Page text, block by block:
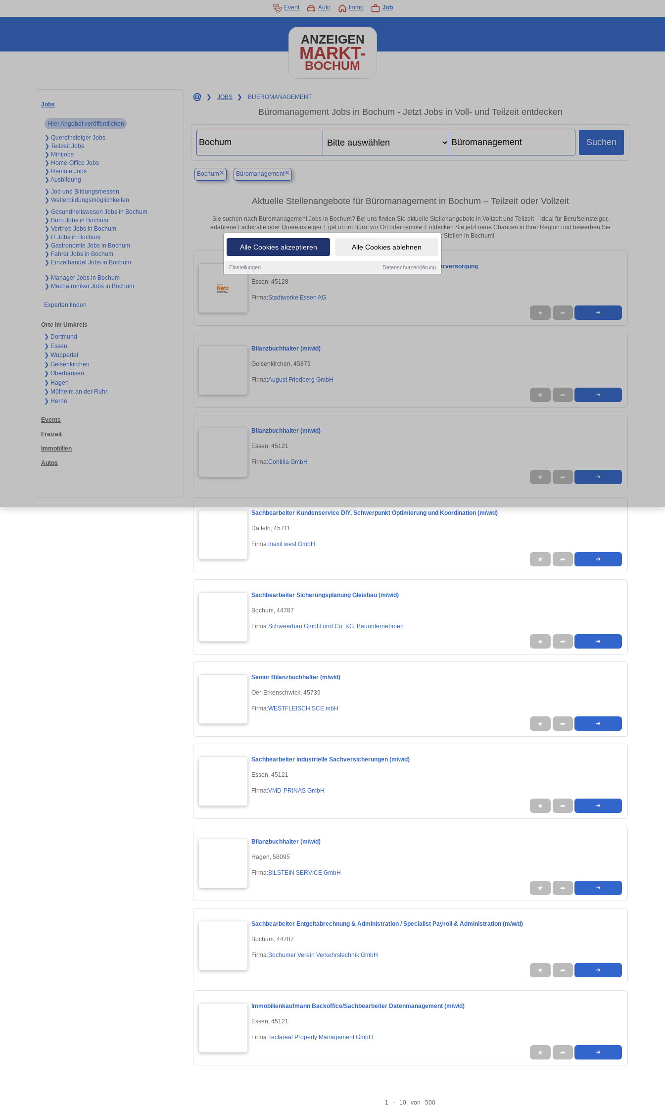
Alle Cookies akzeptieren Alle Cookies ablehnen
Einstellungen Datenschutzerklärung
Event Auto Immo Job
ANZEIGEN
MARKT-
BOCHUM
Jobs
Hier Angebot veröffentlichen
❯ Quereinsteiger Jobs
❯ Teilzeit Jobs
❯ Minijobs
❯ Home-Office Jobs
❯ Remote Jobs
❯ Ausbildung
❯ Job und Bildungsmessen
❯ Weiterbildungsmöglichkeiten
❯ Gesundheitswesen Jobs in Bochum
❯ Büro Jobs in Bochum
❯ Vertrieb Jobs in Bochum
❯ IT Jobs in Bochum
❯ Gastronomie Jobs in Bochum
❯ Fahrer Jobs in Bochum
❯ Einzelhandel Jobs in Bochum
❯ Manager Jobs in Bochum
❯ Mechatroniker Jobs in Bochum
Experten finden
Orte im Umkreis
❯ Dortmund
❯ Essen
❯ Wuppertal
❯ Gelsenkirchen
❯ Oberhausen
❯ Hagen
❯ Mülheim an der Ruhr
❯ Herne
Events
Freizeit
Immobilien
Autos
❯ JOBS ❯ BUEROMANAGEMENT
Büromanagement Jobs in Bochum - Jetzt Jobs in Voll- und Teilzeit entdecken
Suchen
Bochum× Büromanagement×
Aktuelle Stellenangebote für Büromanagement in Bochum – Teilzeit oder Vollzeit
Sie suchen nach Büromanagement Jobs in Bochum? Bei uns finden Sie aktuelle Stellenangebote in Vollzeit und Teilzeit – ideal für Berufseinsteiger,
erfahrene Fachkräfte oder Quereinsteiger. Egal ob im Büro, vor Ort oder remote: Entdecken Sie jetzt neue Chancen in Ihrer Region und bewerben Sie
sich direkt auf passende Büromanagement-Stellen in Bochum!
Sachbearbeiter/in (gn) Messstellen, Hausanschlüsse & Löschwasserversorgung
Essen, 45128
Firma:Stadtwerke Essen AG
★ ➦ ➜
Bilanzbuchhalter (m/w/d)
Gelsenkirchen, 45879
Firma:August Friedberg GmbH
★ ➦ ➜
Bilanzbuchhalter (m/w/d)
Essen, 45121
Firma:Contilia GmbH
★ ➦ ➜
Sachbearbeiter Kundenservice DIY, Schwerpunkt Optimierung und Koordination (m/w/d)
Datteln, 45711
Firma:maxit west GmbH
★ ➦ ➜
Sachbearbeiter Sicherungsplanung Gleisbau (m/w/d)
Bochum, 44787
Firma:Schweerbau GmbH und Co. KG. Bauunternehmen
★ ➦ ➜
Senior Bilanzbuchhalter (m/w/d)
Oer-Erkenschwick, 45739
Firma:WESTFLEISCH SCE mbH
★ ➦ ➜
Sachbearbeiter industrielle Sachversicherungen (m/w/d)
Essen, 45121
Firma:VMD-PRINAS GmbH
★ ➦ ➜
Bilanzbuchhalter (m/w/d)
Hagen, 58095
Firma:BILSTEIN SERVICE GmbH
★ ➦ ➜
Sachbearbeiter Entgeltabrechnung & Administration / Specialist Payroll & Administration (m/w/d)
Bochum, 44787
Firma:Bochumer Verein Verkehrstechnik GmbH
★ ➦ ➜
Immobilienkaufmann Backoffice/Sachbearbeiter Datenmanagement (m/w/d)
Essen, 45121
Firma:Tectareal Property Management GmbH
★ ➦ ➜
1 - 10 von 500